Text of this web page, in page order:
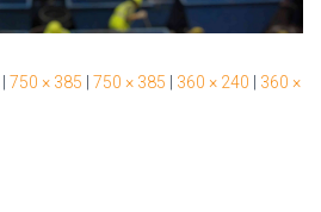
750 × 385 750 × 385 360 × 240
360 ×